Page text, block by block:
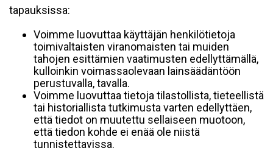
tapauksissa:
Voimme luovuttaa käyttäjän henkilötietoja
toimivaltaisten viranomaisten tai muiden
tahojen esittämien vaatimusten edellyttämällä,
kulloinkin voimassaolevaan lainsäädäntöön
perustuvalla, tavalla.
Voimme luovuttaa tietoja tilastollista, tieteellistä
tai historiallista tutkimusta varten edellyttäen,
että tiedot on muutettu sellaiseen muotoon,
että tiedon kohde ei enää ole niistä
tunnistettavissa.